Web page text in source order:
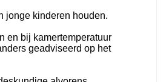
jonge kinderen houden.
en bij kamertemperatuur
geadviseerd op het